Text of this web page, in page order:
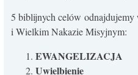
5 biblijnych celów
i Wielkim Nakazie Misyjnym:
EWANGELIZACJA
Uwielbienie